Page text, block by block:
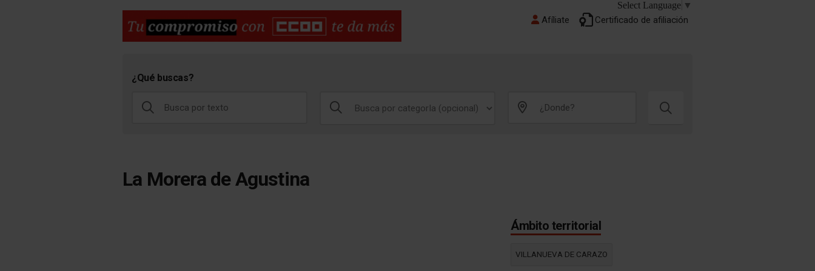
Select Language ▼
Afíliate Lorem ipsum
Certificado de afiliación
¿Qué buscas?
La Morera de Agustina
Ámbito territorial
VILLANUEVA DE CARAZO